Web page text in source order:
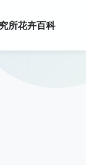
所花卉百科